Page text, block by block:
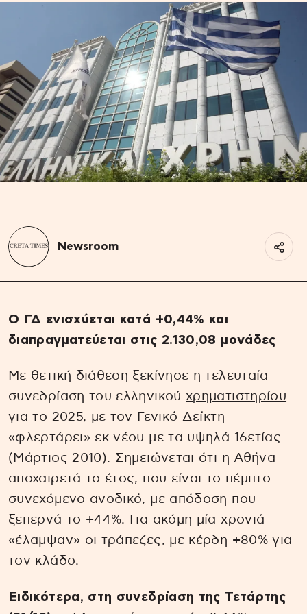
Newsroom
Ο ΓΔ ενισχύεται κατά +0,44% και
διαπραγματεύεται στις 2.130,08 μονάδες
Με θετική διάθεση ξεκίνησε η τελευταία
συνεδρίαση του ελληνικού χρηματιστηρίου
για το 2025, με τον Γενικό Δείκτη
«φλερτάρει» εκ νέου με τα υψηλά 16ετίας
(Μάρτιος 2010). Σημειώνεται ότι η Αθήνα
αποχαιρετά το έτος, που είναι το πέμπτο
συνεχόμενο ανοδικό, με απόδοση που
ξεπερνά το +44%. Για ακόμη μία χρονιά
«έλαμψαν» οι τράπεζες, με κέρδη +80% για
τον κλάδο.
Ειδικότερα, στη συνεδρίαση της Τετάρτης